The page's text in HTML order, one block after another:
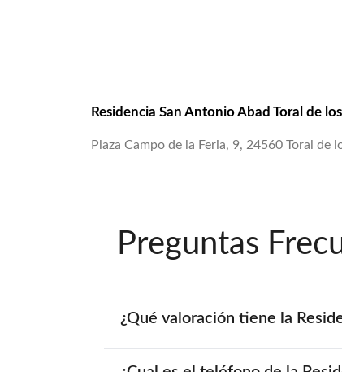
Residencia San Antonio Abad Toral de
Plaza Campo de la Feria, 9, 24560 Toral de
Preguntas
¿Qué valoración tiene la